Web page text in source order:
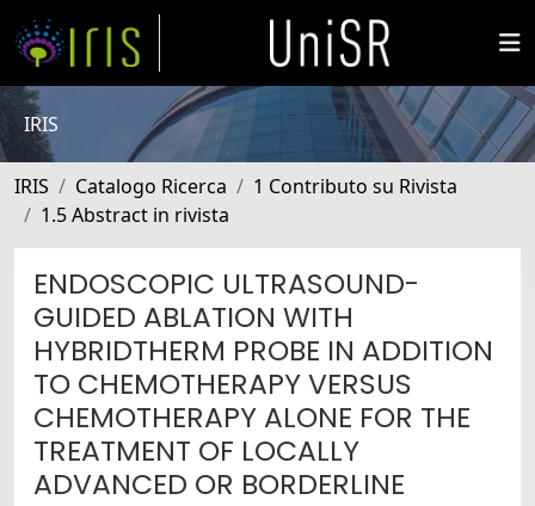
IRIS
IRIS Catalogo Ricerca
1 Contributo su Rivista
1.5 Abstract in rivista
ENDOSCOPIC ULTRASOUND-
GUIDED ABLATION WITH
HYBRIDTHERM PROBE IN ADDITION
TO CHEMOTHERAPY VERSUS
CHEMOTHERAPY ALONE FOR THE
TREATMENT OF LOCALLY
ADVANCED OR BORDERLINE